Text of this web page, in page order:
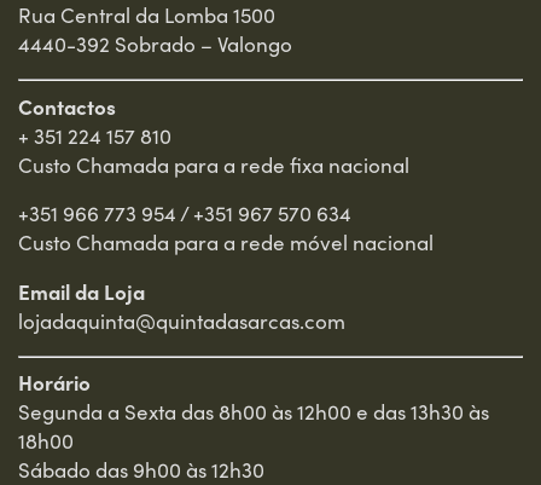
Rua Central da Lomba 1500
4440-392 Sobrado – Valongo
Contactos
+ 351 224 157 810
Custo Chamada para a rede fixa nacional
+351 966 773 954 /+351 967 570 634
Custo Chamada para a rede móvel nacional
Email da Loja
lojadaquinta@quintadasarcas.com
Horário
Segunda a Sexta das 8h00 às 12h00 e das 13h30 às
18h00
Sábado das 9h00 às 12h30